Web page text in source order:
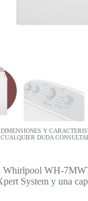
Y
DUDA
Whirlpool WH-
System y una